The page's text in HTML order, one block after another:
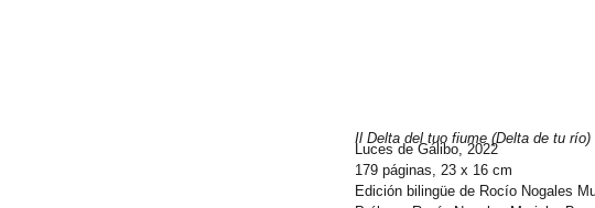
Il Delta del tuo fiume (Delta de tu río)
Luces de Gálibo, 2022
179 páginas, 23 x 16 cm
Edición bilingüe de Rocío Nogales